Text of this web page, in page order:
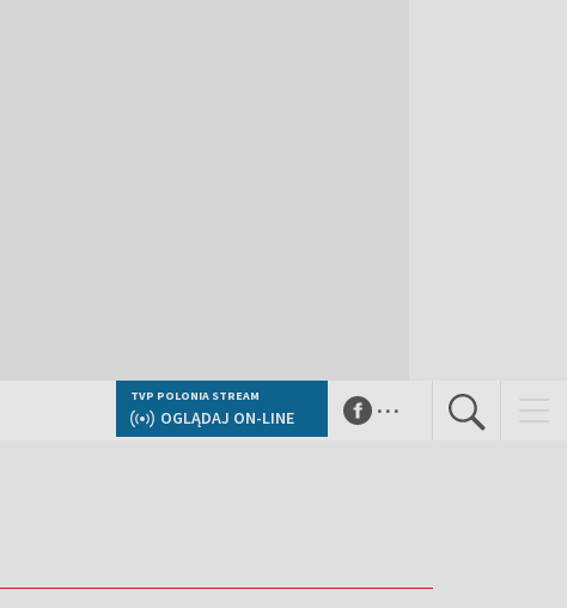
TVP POLONIA STREAM
OGLĄDAJ ON-LINE ...